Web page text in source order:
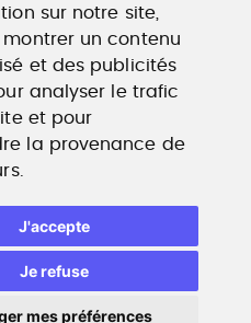
sur notre site,
montrer un contenu
et des publicités
analyser le trafic
et pour
la provenance de
J'accepte
Je refuse
mes préférences
des formations aux métiers
formation.com
professionnel
techniques de
entretien conseil.
une cvthèque de
de professionnels.
cabinet-recrutement